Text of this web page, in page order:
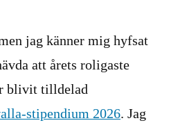
jag känner mig hyfsat
att årets roligaste
blivit tilldelad
stipendium 2026. Jag